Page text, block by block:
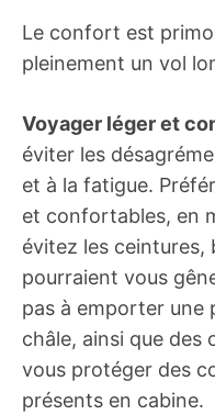
Le confort est
pleinement un vol
Voyager léger et
éviter les
et à la fatigue.
et confortables, en
évitez les ceintures,
pourraient vous
pas à emporter une
châle, ainsi que des
vous protéger des
présents en cabine.